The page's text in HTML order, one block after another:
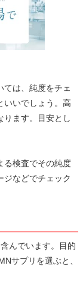
は、純度をチェ
いいでしょう。高
ります。目安とし
る検査でその純度
ジなどでチェック
んでいます。目的
サプリを選ぶと、